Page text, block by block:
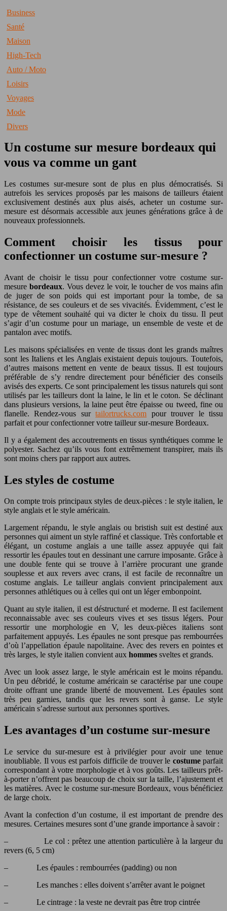
Business
Santé
Maison
High-Tech
Auto / Moto
Loisirs
Voyages
Mode
Divers
Un costume sur mesure bordeaux qui
vous va comme un gant
Les costumes sur-mesure sont de plus en plus démocratisés. Si
autrefois les services proposés par les maisons de tailleurs étaient
exclusivement destinés aux plus aisés, acheter un costume sur-
mesure est désormais accessible aux jeunes générations grâce à de
nouveaux professionnels.
Comment choisir les tissus pour
confectionner un costume sur-mesure ?
Avant de choisir le tissu pour confectionner votre costume sur-
mesure bordeaux. Vous devez le voir, le toucher de vos mains afin
de juger de son poids qui est important pour la tombe, de sa
résistance, de ses couleurs et de ses vivacités. Évidemment, c’est le
type de vêtement souhaité qui va dicter le choix du tissu. Il peut
s’agir d’un costume pour un mariage, un ensemble de veste et de
pantalon avec motifs.
Les maisons spécialisées en vente de tissus dont les grands maîtres
sont les Italiens et les Anglais existaient depuis toujours. Toutefois,
d’autres maisons mettent en vente de beaux tissus. Il est toujours
préférable de s’y rendre directement pour bénéficier des conseils
avisés des experts. Ce sont principalement les tissus naturels qui sont
utilisés par les tailleurs dont la laine, le lin et le coton. Se déclinant
dans plusieurs versions, la laine peut être épaisse ou tweed, fine ou
flanelle. Rendez-vous surtailortrucks.com pour trouver le tissu
parfait et pour confectionner votre tailleur sur-mesure Bordeaux.
Il y a également des accoutrements en tissus synthétiques comme le
polyester. Sachez qu’ils vous font extrêmement transpirer, mais ils
sont moins chers par rapport aux autres.
Les styles de costume
On compte trois principaux styles de deux-pièces : le style italien, le
style anglais et le style américain.
Largement répandu, le style anglais ou bristish suit est destiné aux
personnes qui aiment un style raffiné et classique. Très confortable et
élégant, un costume anglais a une taille assez appuyée qui fait
ressortir les épaules tout en dessinant une carrure imposante. Grâce à
une double fente qui se trouve à l’arrière procurant une grande
souplesse et aux revers avec crans, il est facile de reconnaître un
costume anglais. Le tailleur anglais convient principalement aux
personnes athlétiques ou à celles qui ont un léger embonpoint.
Quant au style italien, il est déstructuré et moderne. Il est facilement
reconnaissable avec ses couleurs vives et ses tissus légers. Pour
ressortir une morphologie en V, les deux-pièces italiens sont
parfaitement appuyés. Les épaules ne sont presque pas rembourrées
d’où l’appellation épaule napolitaine. Avec des revers en pointes et
très larges, le style italien convient aux hommes sveltes et grands.
Avec un look assez large, le style américain est le moins répandu.
Un peu débridé, le costume américain se caractérise par une coupe
droite offrant une grande liberté de mouvement. Les épaules sont
très peu garnies, tandis que les revers sont à ganse. Le style
américain s’adresse surtout aux personnes sportives.
Les avantages d’un costume sur-mesure
Le service du sur-mesure est à privilégier pour avoir une tenue
inoubliable. Il vous est parfois difficile de trouver le costumeparfait
correspondant à votre morphologie et à vos goûts. Les tailleurs prêt-
à-porter n’offrent pas beaucoup de choix sur la taille, l’ajustement et
les matières. Avec le costume sur-mesure Bordeaux, vous bénéficiez
de large choix.
Avant la confection d’un costume, il est important de prendre des
mesures. Certaines mesures sont d’une grande importance à savoir :
– Le col : prêtez une attention particulière à la largeur du
revers (6, 5 cm)
– Les épaules : rembourrées (padding) ou non
– Les manches : elles doivent s’arrêter avant le poignet
– Le cintrage : la veste ne devrait pas être trop cintrée